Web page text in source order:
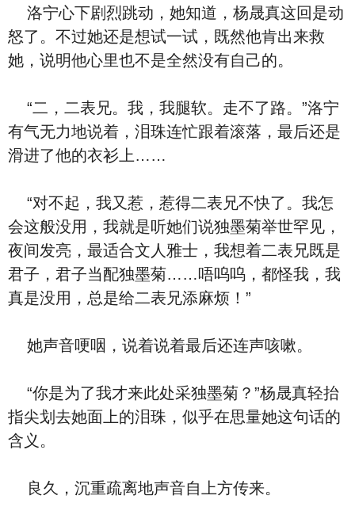
洛宁心下剧烈跳动，她知道，杨晟真这回是动
怒了。不过她还是想试一试，既然他肯出来救
她，说明他心里也不是全然没有自己的。
“二，二表兄。我，我腿软。走不了路。”洛宁
有气无力地说着，泪珠连忙跟着滚落，最后还是
滑进了他的衣衫上……
“对不起，我又惹，惹得二表兄不快了。我怎
会这般没用，我就是听她们说独墨菊举世罕见，
夜间发亮，最适合文人雅士，我想着二表兄既是
君子，君子当配独墨菊……唔呜呜，都怪我，我
真是没用，总是给二表兄添麻烦！”
她声音哽咽，说着说着最后还连声咳嗽。
“你是为了我才来此处采独墨菊？”杨晟真轻抬
指尖划去她面上的泪珠，似乎在思量她这句话的
含义。
良久，沉重疏离地声音自上方传来。